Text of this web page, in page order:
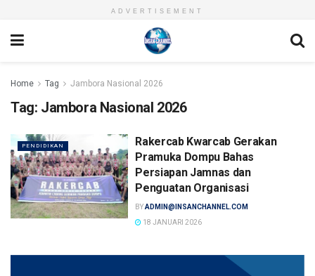
ADVERTISEMENT
Home Tag Jambora Nasional 2026
Tag: Jambora Nasional 2026
PENDIDIKAN
Rakercab Kwarcab Gerakan
Pramuka Dompu Bahas
Persiapan Jamnas dan
Penguatan Organisasi
BYADMIN@INSANCHANNEL.COM
18 JANUARI 2026